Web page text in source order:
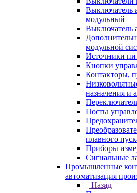
Выключатель
модульный
Выключатель
модульной
Источники
Кнопки
Контакторы,
назначения и
Посты
плавного
Приборы
Сигнальные
Промышленные
автоматизация
Назад